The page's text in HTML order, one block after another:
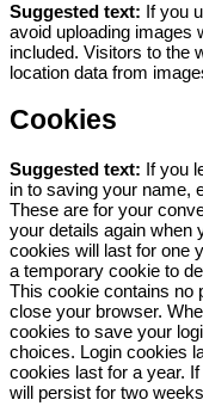
Suggested text: If you
avoid uploading images
included. Visitors to the
location data from
Cookies
Suggested text: If you
in to saving your name,
These are for your
your details again when
cookies will last for one
a temporary cookie to
This cookie contains no
close your browser.
cookies to save your
choices. Login cookies
cookies last for a year.
will persist for two